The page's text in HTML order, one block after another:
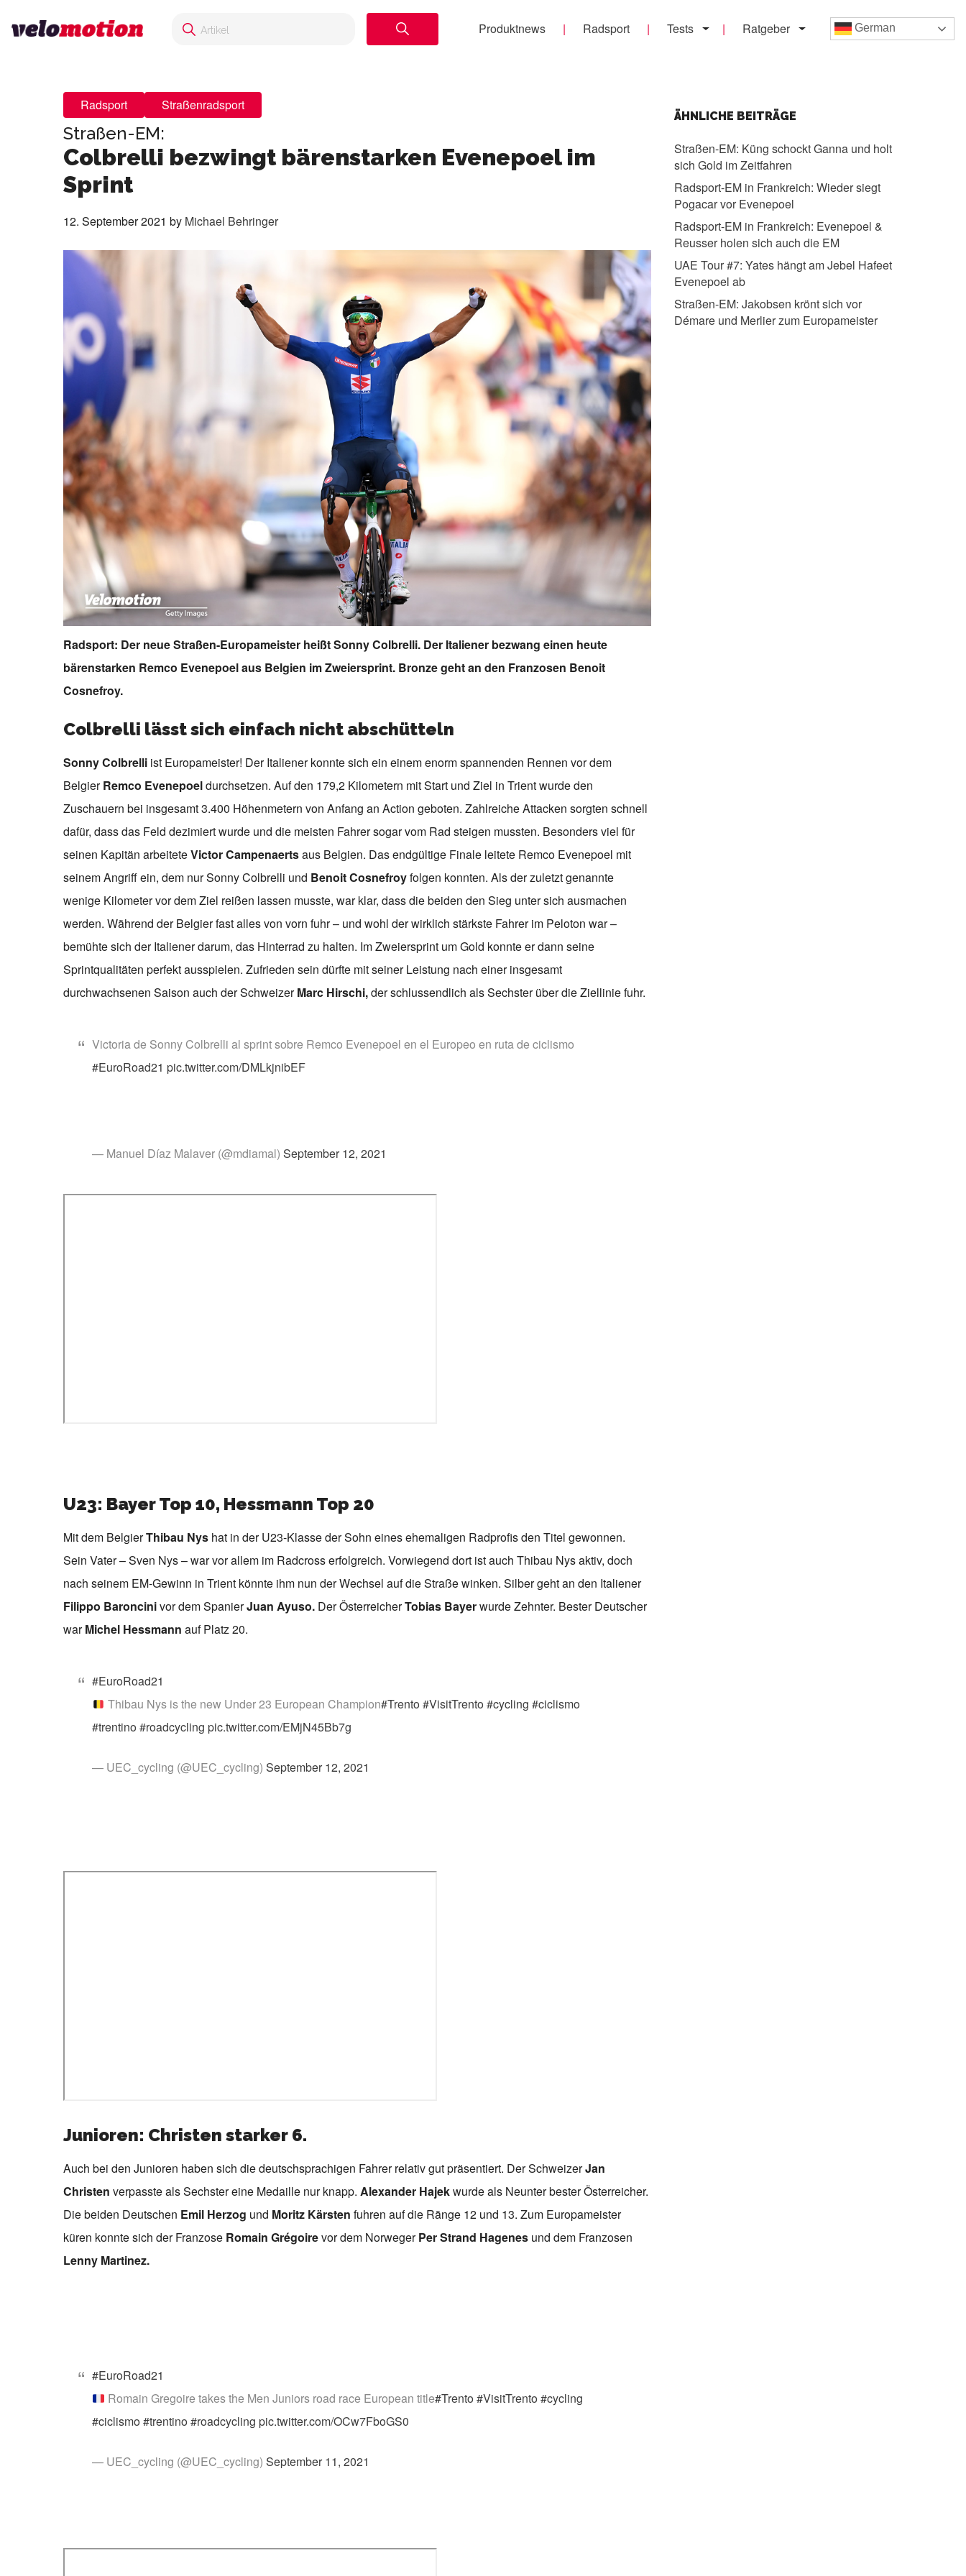
Produktnews Radsport Tests Ratgeber German
Radsport Straßenradsport
Straßen-EM:
Colbrelli bezwingt bärenstarken Evenepoel im
Sprint
12. September 2021 by Michael Behringer
Radsport: Der neue Straßen-Europameister heißt Sonny Colbrelli. Der Italiener bezwang einen heute
bärenstarken Remco Evenepoel aus Belgien im Zweiersprint. Bronze geht an den Franzosen Benoit
Cosnefroy.
Colbrelli lässt sich einfach nicht abschütteln
Sonny Colbrelli ist Europameister! Der Italiener konnte sich ein einem enorm spannenden Rennen vor dem
BelgierRemco Evenepoeldurchsetzen. Auf den 179,2 Kilometern mit Start und Ziel in Trient wurde den
Zuschauern bei insgesamt 3.400 Höhenmetern von Anfang an Action geboten. Zahlreiche Attacken sorgten schnell
dafür, dass das Feld dezimiert wurde und die meisten Fahrer sogar vom Rad steigen mussten. Besonders viel für
seinen Kapitän arbeiteteVictor Campenaertsaus Belgien. Das endgültige Finale leitete Remco Evenepoel mit
seinem Angriff ein, dem nur Sonny Colbrelli und Benoit Cosnefroyfolgen konnten. Als der zuletzt genannte
wenige Kilometer vor dem Ziel reißen lassen musste, war klar, dass die beiden den Sieg unter sich ausmachen
werden. Während der Belgier fast alles von vorn fuhr – und wohl der wirklich stärkste Fahrer im Peloton war –
bemühte sich der Italiener darum, das Hinterrad zu halten. Im Zweiersprint um Gold konnte er dann seine
Sprintqualitäten perfekt ausspielen. Zufrieden sein dürfte mit seiner Leistung nach einer insgesamt
durchwachsenen Saison auch der SchweizerMarc Hirschi,der schlussendlich als Sechster über die Ziellinie fuhr.
Victoria de Sonny Colbrelli al sprint sobre Remco Evenepoel en el Europeo en ruta de ciclismo
#EuroRoad21 pic.twitter.com/DMLkjnibEF
— Manuel Díaz Malaver (@mdiamal) September 12, 2021
U23: Bayer Top 10, Hessmann Top 20
Mit dem BelgierThibau Nys hat in der U23-Klasse der Sohn eines ehemaligen Radprofis den Titel gewonnen.
Sein Vater – Sven Nys – war vor allem im Radcross erfolgreich. Vorwiegend dort ist auch Thibau Nys aktiv, doch
nach seinem EM-Gewinn in Trient könnte ihm nun der Wechsel auf die Straße winken. Silber geht an den Italiener
Filippo Baroncinivor dem SpanierJuan Ayuso. Der ÖsterreicherTobias Bayerwurde Zehnter. Bester Deutscher
warMichel Hessmann auf Platz 20.
#EuroRoad21
Thibau Nys is the new Under 23 European Champion#Trento #VisitTrento #cycling #ciclismo
#trentino #roadcycling pic.twitter.com/EMjN45Bb7g
— UEC_cycling (@UEC_cycling) September 12, 2021
Junioren: Christen starker 6.
Auch bei den Junioren haben sich die deutschsprachigen Fahrer relativ gut präsentiert. Der SchweizerJan
Christen verpasste als Sechster eine Medaille nur knapp. Alexander Hajekwurde als Neunter bester Österreicher.
Die beiden Deutschen Emil Herzog und Moritz Kärsten fuhren auf die Ränge 12 und 13. Zum Europameister
küren konnte sich der Franzose Romain Grégoirevor dem NorwegerPer Strand Hagenes und dem Franzosen
Lenny Martinez.
#EuroRoad21
Romain Gregoire takes the Men Juniors road race European title#Trento #VisitTrento #cycling
#ciclismo #trentino #roadcycling pic.twitter.com/OCw7FboGS0
— UEC_cycling (@UEC_cycling) September 11, 2021
ÄHNLICHE BEITRÄGE
Straßen-EM: Küng schockt Ganna und holt
sich Gold im Zeitfahren
Radsport-EM in Frankreich: Wieder siegt
Pogacar vor Evenepoel
Radsport-EM in Frankreich: Evenepoel &
Reusser holen sich auch die EM
UAE Tour #7: Yates hängt am Jebel Hafeet
Evenepoel ab
Straßen-EM: Jakobsen krönt sich vor
Démare und Merlier zum Europameister